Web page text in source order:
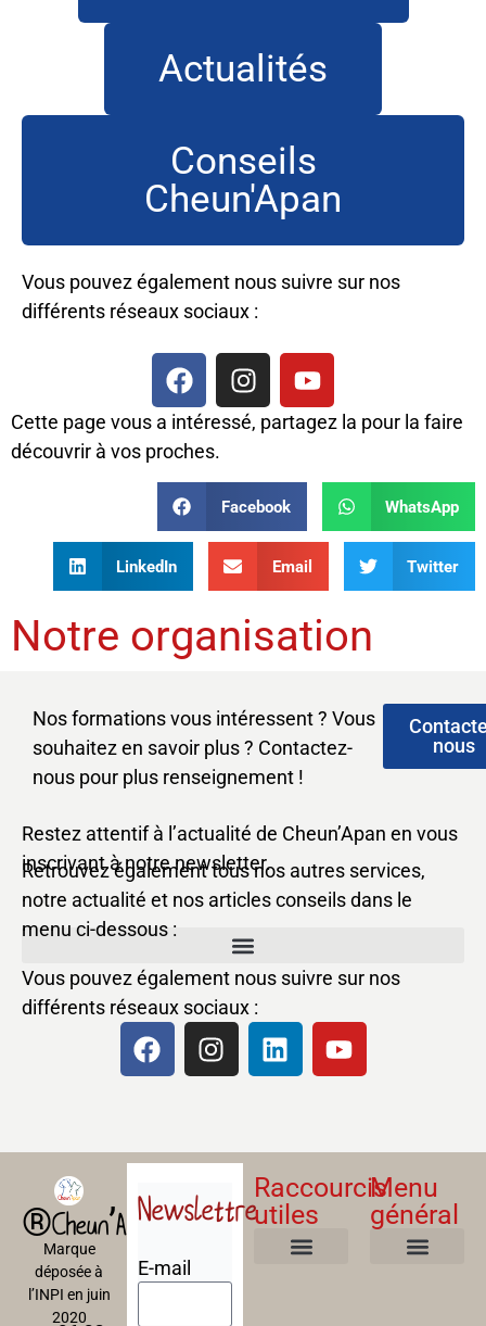
Actualités
Conseils
Cheun'Apan
Vous pouvez également nous suivre sur nos
différents réseaux sociaux :
Cette page vous a intéressé, partagez la pour la faire
découvrir à vos proches.
Facebook WhatsApp
LinkedIn Email Twitter
Notre organisation
Nos formations vous intéressent ? Vous
souhaitez en savoir plus ? Contactez-
nous pour plus renseignement !
nous
Restez attentif à l’actualité de Cheun’Apan en vous
inscrivant à notre newsletter.
Retrouvez également tous nos autres services,
notre actualité et nos articles conseils dans le
menu ci-dessous :
Vous pouvez également nous suivre sur nos
différents réseaux sociaux :
®Cheun’Apan
Marque
déposée à
l’INPI en juin
2020
Newslettre
E-mail
Raccourcis
utiles
Menu
général